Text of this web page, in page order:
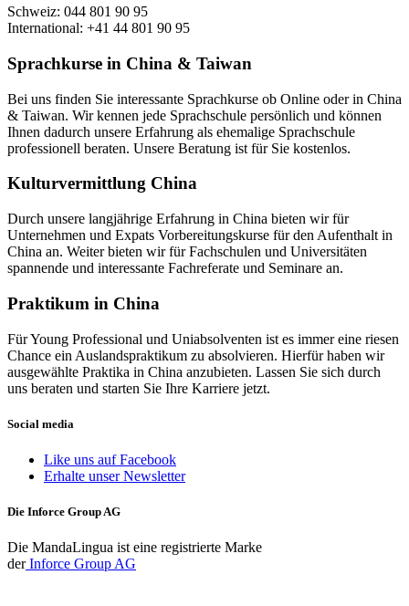
Schweiz: 044 801 90 95
International: +41 44 801 90 95
Sprachkurse in China & Taiwan
Bei uns finden Sie interessante Sprachkurse ob Online oder in China
& Taiwan. Wir kennen jede Sprachschule persönlich und können
Ihnen dadurch unsere Erfahrung als ehemalige Sprachschule
professionell beraten. Unsere Beratung ist für Sie kostenlos.
Kulturvermittlung China
Durch unsere langjährige Erfahrung in China bieten wir für
Unternehmen und Expats Vorbereitungskurse für den Aufenthalt in
China an. Weiter bieten wir für Fachschulen und Universitäten
spannende und interessante Fachreferate und Seminare an.
Praktikum in China
Für Young Professional und Uniabsolventen ist es immer eine riesen
Chance ein Auslandspraktikum zu absolvieren. Hierfür haben wir
ausgewählte Praktika in China anzubieten. Lassen Sie sich durch
uns beraten und starten Sie Ihre Karriere jetzt.
Social media
Like uns auf Facebook
Erhalte unser Newsletter
Die Inforce Group AG
Die MandaLingua ist eine registrierte Marke
derInforce Group AG